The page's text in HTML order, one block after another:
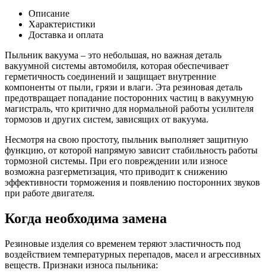
вакуумаОписание
Характеристики
Доставка и оплата
Пыльник вакуума – это небольшая, но важная деталь
вакуумной системы автомобиля, которая обеспечивает
герметичность соединений и защищает внутренние
компоненты от пыли, грязи и влаги. Эта резиновая деталь
предотвращает попадание посторонних частиц в вакуумную
магистраль, что критично для нормальной работы усилителя
тормозов и других систем, зависящих от вакуума.
Несмотря на свою простоту, пыльник выполняет защитную
функцию, от которой напрямую зависит стабильность работы
тормозной системы. При его повреждении или износе
возможна разгерметизация, что приводит к снижению
эффективности торможения и появлению посторонних звуков
при работе двигателя.
Когда необходима замена
Резиновые изделия со временем теряют эластичность под
воздействием температурных перепадов, масел и агрессивных
веществ. Признаки износа пыльника: